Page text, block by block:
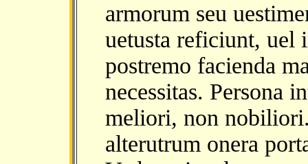
armorum seu
uetusta reficiunt, uel
postremo facienda
necessitas. Persona
meliori, non
alterutrum onera